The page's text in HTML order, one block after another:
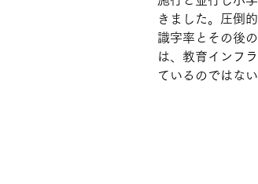
きました。圧倒
識字率とその後
は、教育インフ
ているのではな